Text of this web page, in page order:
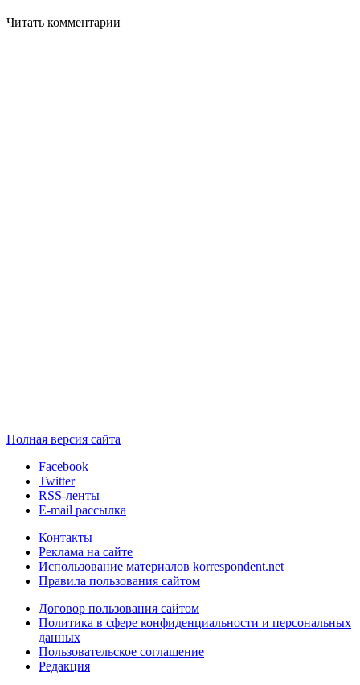
Читать комментарии
Полная версия сайта
Facebook
Twitter
RSS-ленты
E-mail рассылка
Контакты
Реклама на сайте
Использование материалов korrespondent.net
Правила пользования сайтом
Договор пользования сайтом
Политика в сфере конфиденциальности и персональных
данных
Пользовательское соглашение
Редакция